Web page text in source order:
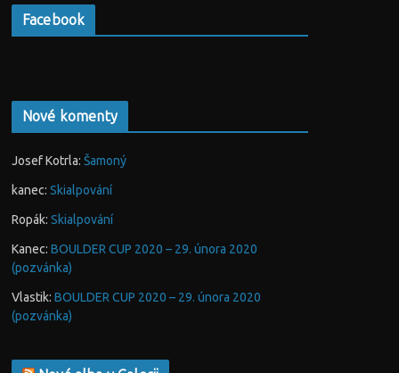
Facebook
Nové komenty
Josef Kotrla: Šamoný
kanec: Skialpování
Ropák: Skialpování
Kanec: BOULDER CUP 2020 – 29. února 2020
(pozvánka)
Vlastik: BOULDER CUP 2020 – 29. února 2020
(pozvánka)